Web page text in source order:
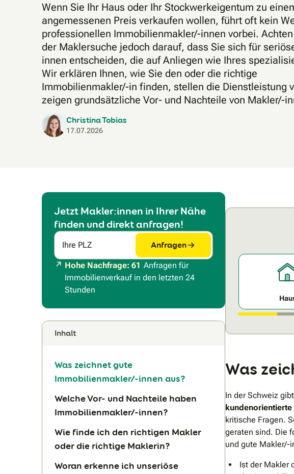
Wenn Sie Ihr Haus oder Ihr Stockwerkeigentum zu
angemessenen Preis verkaufen wollen, führt oft kein
professionellen Immobilienmakler/-innen vorbei.
der Maklersuche jedoch darauf, dass Sie sich für
innen entscheiden, die auf Anliegen wie Ihres
Wir erklären Ihnen, wie Sie den oder die richtige
Immobilienmakler/-in finden, stellen die Dienstleistung
zeigen grundsätzliche Vor- und Nachteile von Makler/-
Christina Tobias
17.07.2026
Jetzt Makler:innen in Ihrer Nähe
finden und direkt anfragen!
Ihre PLZ Anfragen
Hohe Nachfrage: 61 Anfragen für
Immobilienverkauf in den letzten 24
Stunden
Inhalt
Was zeichnet gute
Immobilienmakler/-innen aus?
Welche Vor- und Nachteile haben
Immobilienmakler/-innen?
Wie finde ich den richtigen Makler
oder die richtige Maklerin?
Woran erkenne ich unseriöse
Was
In der Schweiz
kritische Fragen.
geraten sind. Die
und gute Makler/-
Ist der Makler